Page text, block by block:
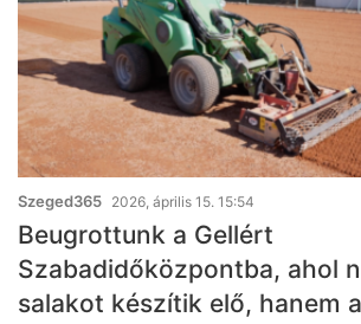
Szeged365 2026, április 15. 15:54
Beugrottunk a Gellért
Szabadidőközpontba, ahol
salakot készítik elő, hanem